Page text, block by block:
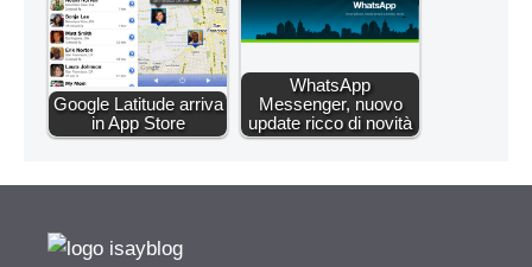
Google Latitude arriva
in App Store
WhatsApp
Messenger, nuovo
update ricco di novità